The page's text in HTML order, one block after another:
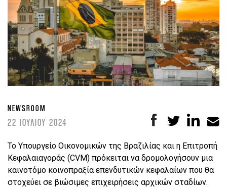
NEWSROOM
22 ΙΟΥΛΙΟΥ 2024
Το Υπουργείο Οικονομικών της Βραζιλίας και η Επιτροπή
Κεφαλαιαγοράς (CVM) πρόκειται να δρομολογήσουν μια
καινοτόμο κοινοπραξία επενδυτικών κεφαλαίων που θα
στοχεύει σε βιώσιμες επιχειρήσεις αρχικών σταδίων.